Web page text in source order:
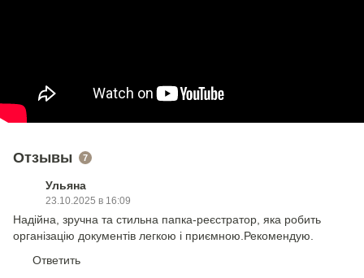
Отзывы 7
Ульяна
23.10.2025 в 16:09
Надійна, зручна та стильна папка-реєстратор, яка робить
організацію документів легкою і приємною.Рекомендую.
Ответить